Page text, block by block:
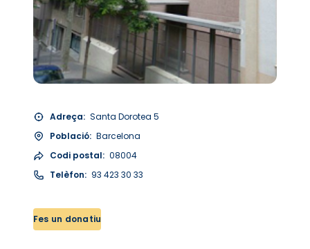
Adreça: Santa Dorotea 5
Població: Barcelona
Codi postal: 08004
Telèfon: 93 423 30 33
Fes un donatiu